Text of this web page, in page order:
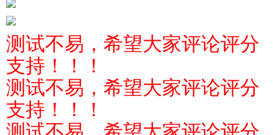
测试不易，希望大家评论评分
支持！！！
测试不易，希望大家评论评分
支持！！！